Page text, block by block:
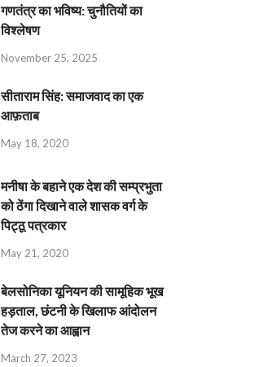
गणतंत्र का भविष्य: चुनौतियों का
विश्लेषण
November 25, 2025
सीताराम सिंह: समाजवाद का एक
आफ़ताब
May 18, 2020
मनीषा के बहाने एक देश की सम्प्रभुता
को ठेंगा दिखाने वाले शासक वर्ग के
पिट्ठू पत्रकार
May 21, 2020
बेलसोनिका यूनियन की सामूहिक भूख
हड़ताल, छंटनी के खिलाफ आंदोलन
तेज करने का आह्वान
March 27, 2023